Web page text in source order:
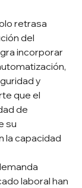
retrasa
del
incorporar
y
que el
de
su
la capacidad
laboral han